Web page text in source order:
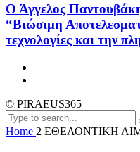
Ο Άγγελος
“Βιώσιμη
τεχνολογίες και την
© PIRAEUS365
Home 2 ΕΘΕΛΟΝΤΙΚΗ